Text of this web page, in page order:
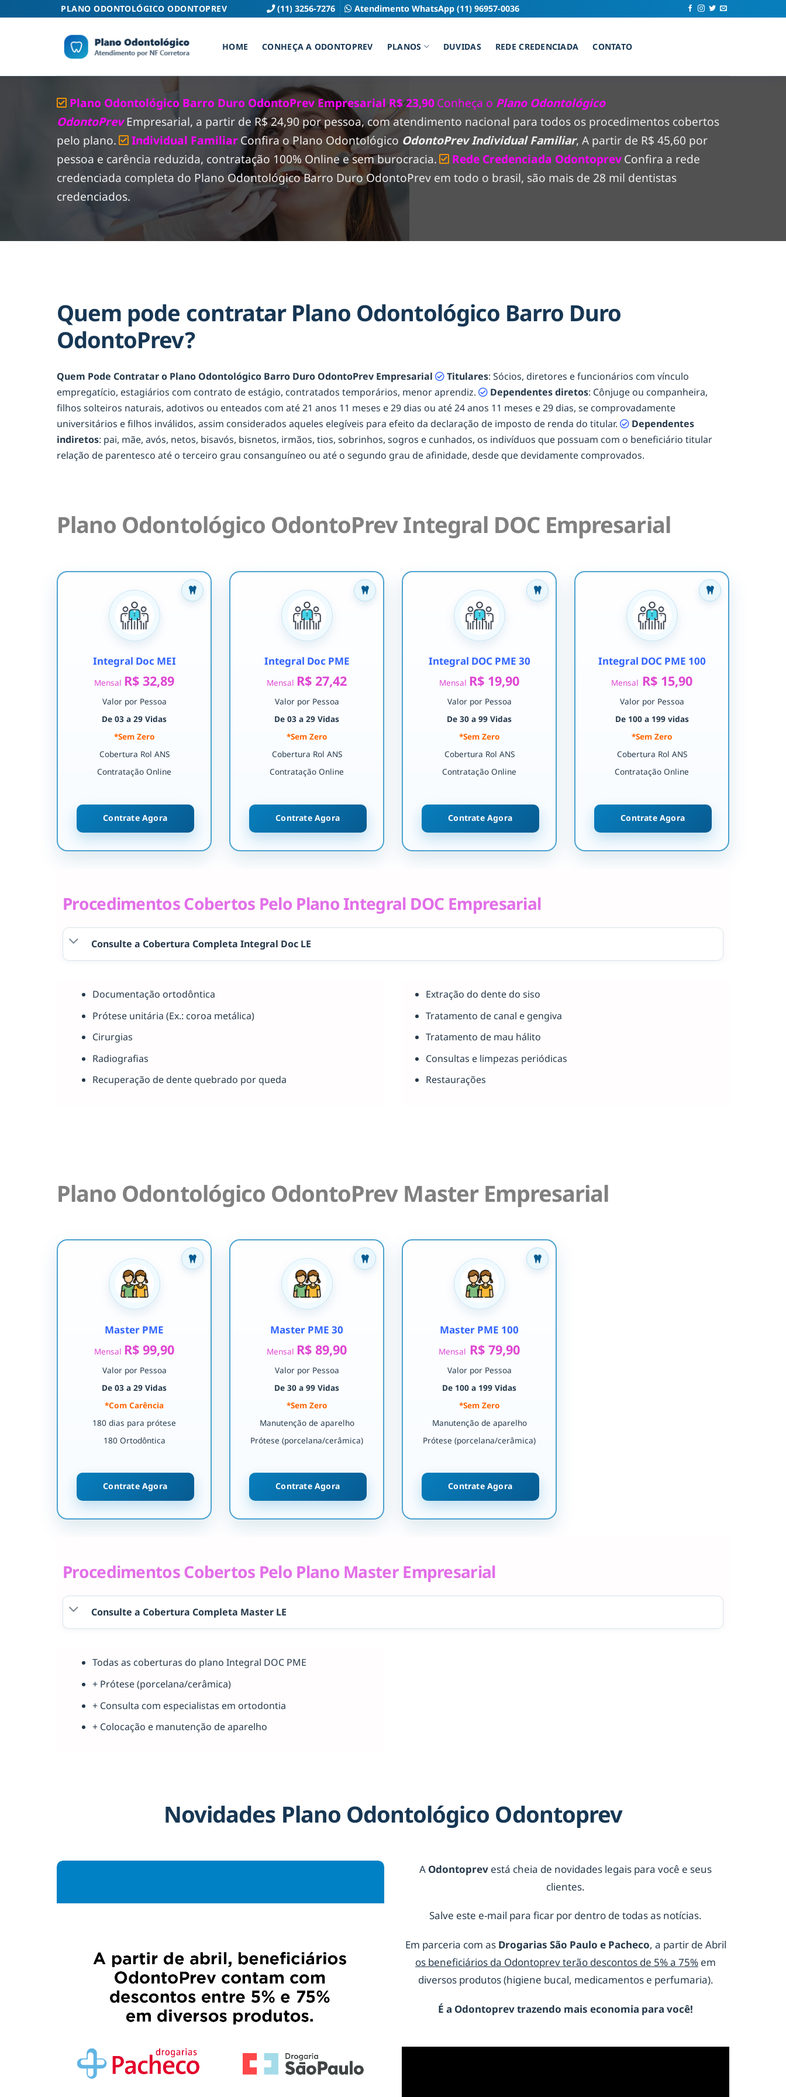
PLANO ODONTOLÓGICO ODONTOPREV (11) 3256-7276 Atendimento WhatsApp (11) 96957-0036
HOME CONHEÇA A ODONTOPREV PLANOS DUVIDAS REDE CREDENCIADA CONTATO
Plano Odontológico Barro Duro OdontoPrev Empresarial R$ 23,90Conheça o Plano Odontológico
OdontoPrev Empresarial, a partir de R$ 24,90 por pessoa, com atendimento nacional para todos os procedimentos cobertos
pelo plano.
Individual FamiliarConfira o Plano Odontológico OdontoPrev Individual Familiar, A partir de R$ 45,60 por
pessoa e carência reduzida, contratação 100% Online e sem burocracia.
Rede Credenciada OdontoprevConfira a rede
credenciada completa do Plano Odontológico Barro Duro OdontoPrev em todo o brasil, são mais de 28 mil dentistas
credenciados.
Quem pode contratar Plano Odontológico Barro Duro
OdontoPrev?
Quem Pode Contratar o Plano Odontológico Barro Duro OdontoPrev Empresarial Titulares: Sócios, diretores e funcionários com vínculo
empregatício, estagiários com contrato de estágio, contratados temporários, menor aprendiz.
Dependentes diretos: Cônjuge ou companheira,
filhos solteiros naturais, adotivos ou enteados com até 21 anos 11 meses e 29 dias ou até 24 anos 11 meses e 29 dias, se comprovadamente
universitários e filhos inválidos, assim considerados aqueles elegíveis para efeito da declaração de imposto de renda do titular.
Dependentes
indiretos: pai, mãe, avós, netos, bisavós, bisnetos, irmãos, tios, sobrinhos, sogros e cunhados, os indivíduos que possuam com o beneficiário titular
relação de parentesco até o terceiro grau consanguíneo ou até o segundo grau de afinidade, desde que devidamente comprovados.
Plano Odontológico OdontoPrev Integral DOC Empresarial
Integral Doc MEI
Mensal R$ 32,89
Valor por Pessoa
De 03 a 29 Vidas
*Sem Zero
Cobertura Rol ANS
Contratação Online
Contrate Agora
Integral Doc PME
Mensal R$ 27,42
Valor por Pessoa
De 03 a 29 Vidas
*Sem Zero
Cobertura Rol ANS
Contratação Online
Contrate Agora
Integral DOC PME 30
Mensal R$ 19,90
Valor por Pessoa
De 30 a 99 Vidas
*Sem Zero
Cobertura Rol ANS
Contratação Online
Contrate Agora
Integral DOC PME 100
Mensal R$ 15,90
Valor por Pessoa
De 100 a 199 vidas
*Sem Zero
Cobertura Rol ANS
Contratação Online
Contrate Agora
Procedimentos Cobertos Pelo Plano Integral DOC Empresarial
Consulte a Cobertura Completa Integral Doc LE
Documentação ortodôntica
Prótese unitária (Ex.: coroa metálica)
Cirurgias
Radiografias
Recuperação de dente quebrado por queda
Extração do dente do siso
Tratamento de canal e gengiva
Tratamento de mau hálito
Consultas e limpezas periódicas
Restaurações
Plano Odontológico OdontoPrev Master Empresarial
Master PME
Mensal R$ 99,90
Valor por Pessoa
De 03 a 29 Vidas
*Com Carência
180 dias para prótese
180 Ortodôntica
Contrate Agora
Master PME 30
Mensal R$ 89,90
Valor por Pessoa
De 30 a 99 Vidas
*Sem Zero
Manutenção de aparelho
Prótese (porcelana/cerâmica)
Contrate Agora
Master PME 100
Mensal R$ 79,90
Valor por Pessoa
De 100 a 199 Vidas
*Sem Zero
Manutenção de aparelho
Prótese (porcelana/cerâmica)
Contrate Agora
Procedimentos Cobertos Pelo Plano Master Empresarial
Consulte a Cobertura Completa Master LE
Todas as coberturas do plano Integral DOC PME
+ Prótese (porcelana/cerâmica)
+ Consulta com especialistas em ortodontia
+ Colocação e manutenção de aparelho
Novidades Plano Odontológico Odontoprev
A Odontoprev está cheia de novidades legais para você e seus
clientes.
Salve este e-mail para ficar por dentro de todas as notícias.
Em parceria com as Drogarias São Paulo e Pacheco, a partir de Abril
os beneficiários da Odontoprev terão descontos de 5% a 75% em
diversos produtos (higiene bucal, medicamentos e perfumaria).
É a Odontoprevtrazendo mais economia para você!